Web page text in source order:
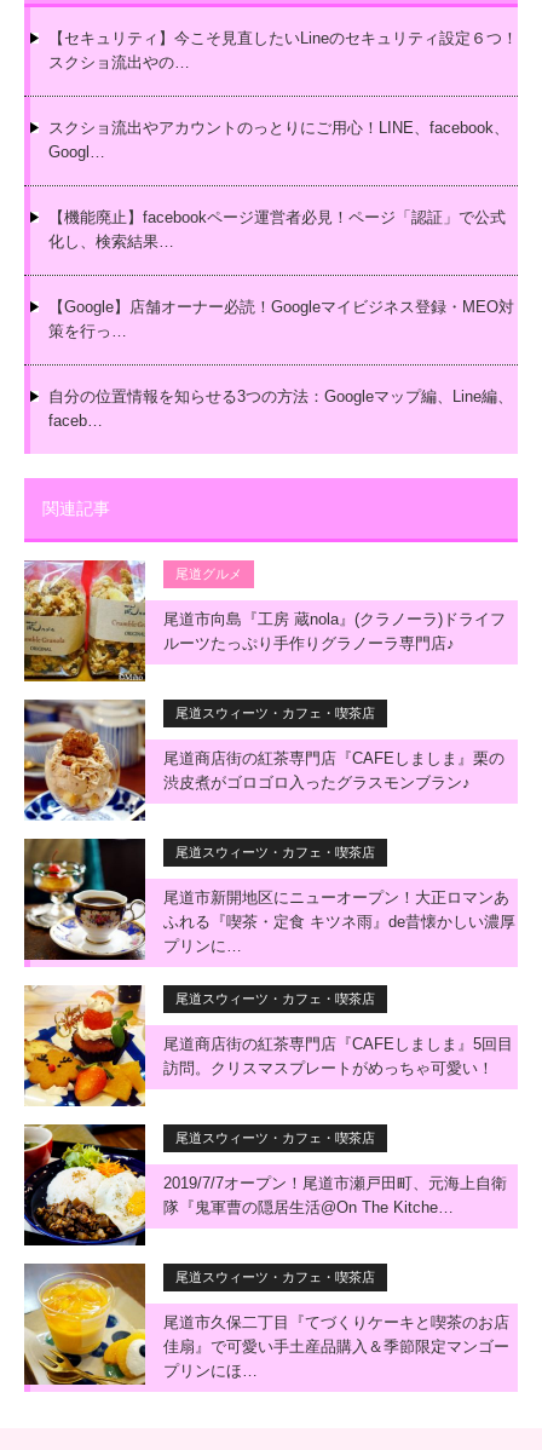
【セキュリティ】今こそ見直したいLineのセキュリティ設定６つ！
スクショ流出やの…
スクショ流出やアカウントのっとりにご用心！LINE、facebook、
Googl…
【機能廃止】facebookページ運営者必見！ページ「認証」で公式
化し、検索結果…
【Google】店舗オーナー必読！Googleマイビジネス登録・MEO対
策を行っ…
自分の位置情報を知らせる3つの方法：Googleマップ編、Line編、
faceb…
関連記事
尾道グルメ
尾道市向島『工房 蔵nola』(クラノーラ)ドライフ
ルーツたっぷり手作りグラノーラ専門店♪
尾道スウィーツ・カフェ・喫茶店
尾道商店街の紅茶専門店『CAFEしましま』栗の
渋皮煮がゴロゴロ入ったグラスモンブラン♪
尾道スウィーツ・カフェ・喫茶店
尾道市新開地区にニューオープン！大正ロマンあ
ふれる『喫茶・定食 キツネ雨』de昔懐かしい濃厚
プリンに…
尾道スウィーツ・カフェ・喫茶店
尾道商店街の紅茶専門店『CAFEしましま』5回目
訪問。クリスマスプレートがめっちゃ可愛い！
尾道スウィーツ・カフェ・喫茶店
2019/7/7オープン！尾道市瀬戸田町、元海上自衛
隊『鬼軍曹の隠居生活@On The Kitche…
尾道スウィーツ・カフェ・喫茶店
尾道市久保二丁目『てづくりケーキと喫茶のお店
佳扇』で可愛い手土産品購入＆季節限定マンゴー
プリンにほ…